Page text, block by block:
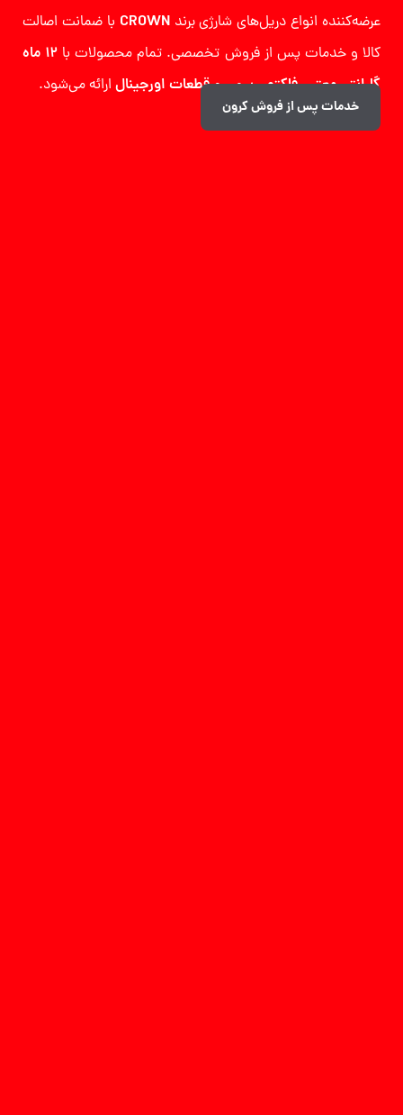
عرضه‌کننده انواع دریل‌های شارژی برندCROWN با ضمانت اصالت
کالا و خدمات پس از فروش تخصصی. تمام محصولات با ۱۲ ماه
گارانتیمعتبر،فاکتور رسمیوقطعات اورجینال ارائه می‌شود.
خدمات پس از فروش کرون